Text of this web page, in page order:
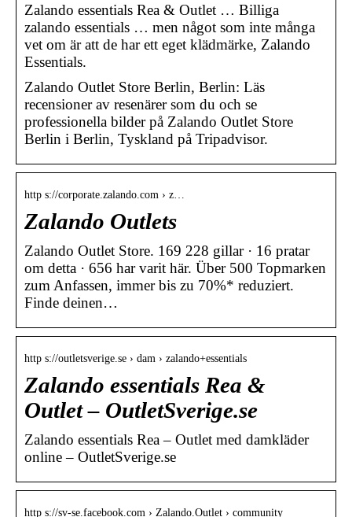
Zalando essentials Rea & Outlet … Billiga
zalando essentials … men något som inte många
vet om är att de har ett eget klädmärke, Zalando
Essentials.
Zalando Outlet Store Berlin, Berlin: Läs
recensioner av resenärer som du och se
professionella bilder på Zalando Outlet Store
Berlin i Berlin, Tyskland på Tripadvisor.
http s://corporate.zalando.com › z…
Zalando Outlets
Zalando Outlet Store. 169 228 gillar · 16 pratar
om detta · 656 har varit här. Über 500 Topmarken
zum Anfassen, immer bis zu 70%* reduziert.
Finde deinen…
http s://outletsverige.se › dam › zalando+essentials
Zalando essentials Rea &
Outlet – OutletSverige.se
Zalando essentials Rea – Outlet med damkläder
online – OutletSverige.se
http s://sv-se.facebook.com › Zalando.Outlet › community